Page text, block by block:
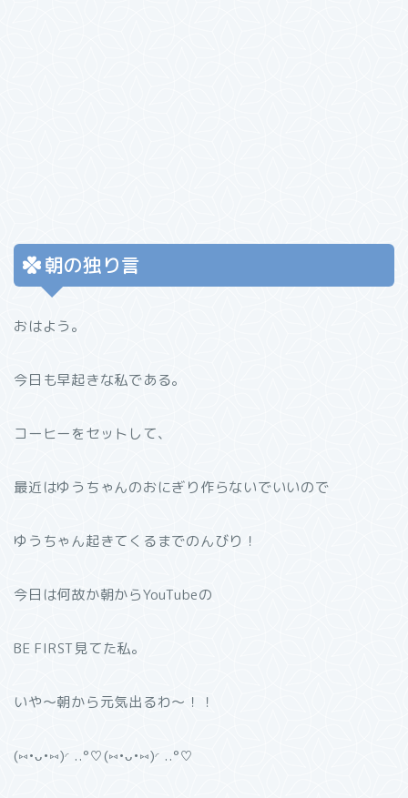
朝の独り言
おはよう。
今日も早起きな私である。
コーヒーをセットして、
最近はゆうちゃんのおにぎり作らないでいいので
ゆうちゃん起きてくるまでのんびり！
今日は何故か朝からYouTubeの
BE FIRST見てた私。
いや〜朝から元気出るわ〜！！
(⑅•ᴗ•⑅)◜..°♡(⑅•ᴗ•⑅)◜..°♡